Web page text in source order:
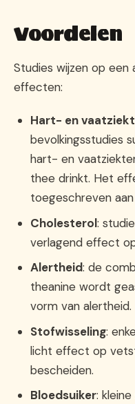
Voordelen
Studies wijzen op een
effecten:
Hart- en
bevolkingsstudies
hart- en
thee drinkt. Het
toegeschreven
Cholesterol:
verlagend effect
Alertheid: de
theanine wordt
vorm van alertheid.
Stofwisseling:
licht effect op
bescheiden.
Bloedsuiker: